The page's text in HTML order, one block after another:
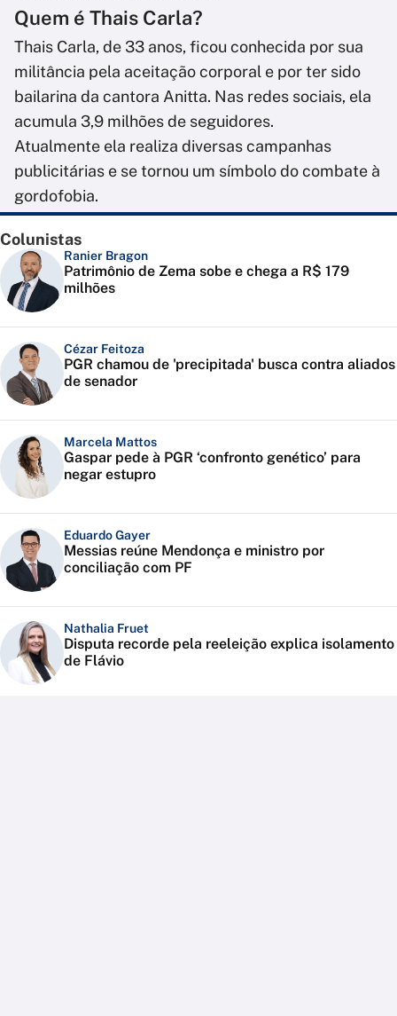
Quem é Thais Carla?
Thais Carla, de 33 anos, ficou conhecida por sua
militância pela aceitação corporal e por ter sido
bailarina da cantora Anitta. Nas redes sociais, ela
acumula 3,9 milhões de seguidores.
Atualmente ela realiza diversas campanhas
publicitárias e se tornou um símbolo do combate à
gordofobia.
Colunistas
Ranier Bragon
Patrimônio de Zema sobe e chega a R$ 179
milhões
Cézar Feitoza
PGR chamou de 'precipitada' busca contra aliados
de senador
Marcela Mattos
Gaspar pede à PGR ‘confronto genético’ para
negar estupro
Eduardo Gayer
Messias reúne Mendonça e ministro por
conciliação com PF
Nathalia Fruet
Disputa recorde pela reeleição explica isolamento
de Flávio